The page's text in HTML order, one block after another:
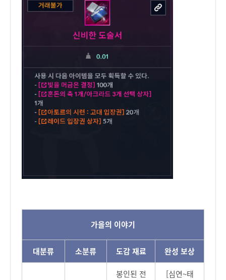
가을의 이야기
대분류 소분류 도감 재료 완성 보상
봉인된 전
[심연~태